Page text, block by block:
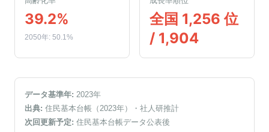
39.2%
2050年: 50.1%
全国 1,256 位
/ 1,904
データ基準年: 2023年
出典: 住民基本台帳（2023年）
・社人研推計
次回更新予定: 住民基本台帳データ公表後